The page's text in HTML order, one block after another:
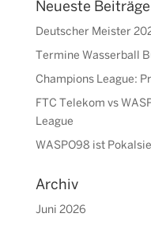
Neueste Beiträge
Deutscher Meister
Termine Wasserball
Champions League:
FTC Telekom vs
League
WASPO98 ist
Archiv
Juni 2026